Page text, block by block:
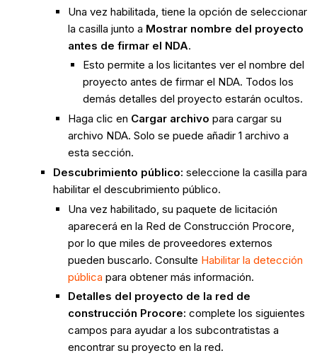
Una vez habilitada, tiene la opción de seleccionar
la casilla junto a Mostrar nombre del proyecto
antes de firmar el NDA.
Esto permite a los licitantes ver el nombre del
proyecto antes de firmar el NDA. Todos los
demás detalles del proyecto estarán ocultos.
Haga clic en Cargar archivo para cargar su
archivo NDA. Solo se puede añadir 1 archivo a
esta sección.
Descubrimiento público: seleccione la casilla para
habilitar el descubrimiento público.
Una vez habilitado, su paquete de licitación
aparecerá en la Red de Construcción Procore,
por lo que miles de proveedores externos
pueden buscarlo. Consulte Habilitar la detección
pública para obtener más información.
Detalles del proyecto de la red de
construcción Procore: complete los siguientes
campos para ayudar a los subcontratistas a
encontrar su proyecto en la red.